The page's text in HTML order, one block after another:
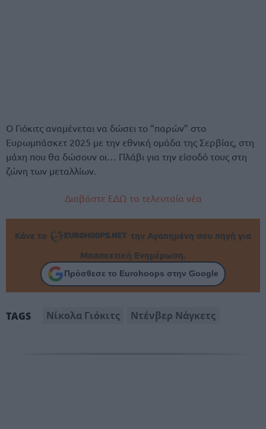
Ο Γιόκιτς αναμένεται να δώσει το “παρών” στο
Ευρωμπάσκετ 2025 με την εθνική ομάδα της Σερβίας, στη
μάχη που θα δώσουν οι… Πλάβι για την είσοδό τους στη
ζώνη των μεταλλίων.
Διαβάστε ΕΔΩ τα τελευταία νέα
Κάνε το
την Αγαπημένη σου πηγή για
Μπασκετική Ενημέρωση.
Πρόσθεσε το Eurohoops στην Google
TAGS Νίκολα Γιόκιτς Ντένβερ Νάγκετς